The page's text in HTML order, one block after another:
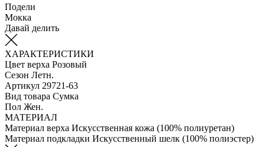
Подели
Мокка
Давай делить
ХАРАКТЕРИСТИКИ
Цвет верха Розовый
Сезон Летн.
Артикул 29721-63
Вид товара Сумка
Пол Жен.
МАТЕРИАЛ
Материал верха Искусственная кожа (100% полиуретан)
Материал подкладки Искусственный шелк (100% полиэстер)